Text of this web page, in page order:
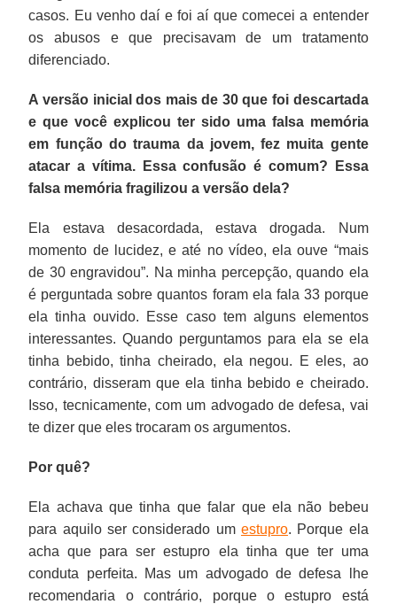
casos. Eu venho daí e foi aí que comecei a entender
os abusos e que precisavam de um tratamento
diferenciado.
A versão inicial dos mais de 30 que foi descartada
e que você explicou ter sido uma falsa memória
em função do trauma da jovem, fez muita gente
atacar a vítima. Essa confusão é comum? Essa
falsa memória fragilizou a versão dela?
Ela estava desacordada, estava drogada. Num
momento de lucidez, e até no vídeo, ela ouve “mais
de 30 engravidou”. Na minha percepção, quando ela
é perguntada sobre quantos foram ela fala 33 porque
ela tinha ouvido. Esse caso tem alguns elementos
interessantes. Quando perguntamos para ela se ela
tinha bebido, tinha cheirado, ela negou. E eles, ao
contrário, disseram que ela tinha bebido e cheirado.
Isso, tecnicamente, com um advogado de defesa, vai
te dizer que eles trocaram os argumentos.
Por quê?
Ela achava que tinha que falar que ela não bebeu
para aquilo ser considerado um estupro. Porque ela
acha que para ser estupro ela tinha que ter uma
conduta perfeita. Mas um advogado de defesa lhe
recomendaria o contrário, porque o estupro está